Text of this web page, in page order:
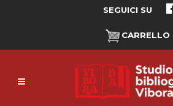
SEGUICI SU
CARRELLO